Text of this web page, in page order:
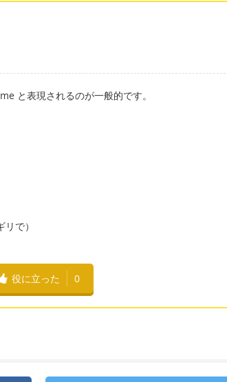
と表現されるのが一般的です。
で）
役に立った 0